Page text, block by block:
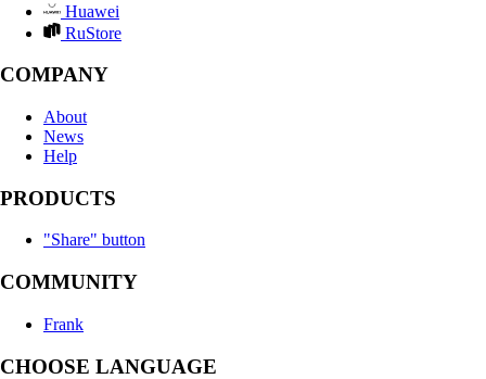
Huawei
RuStore
COMPANY
About
News
Help
PRODUCTS
"Share" button
COMMUNITY
Frank
CHOOSE LANGUAGE